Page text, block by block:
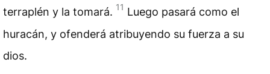
terraplén y la tomará. 11 Luego pasará como el
huracán, y ofenderá atribuyendo su fuerza a su
dios.